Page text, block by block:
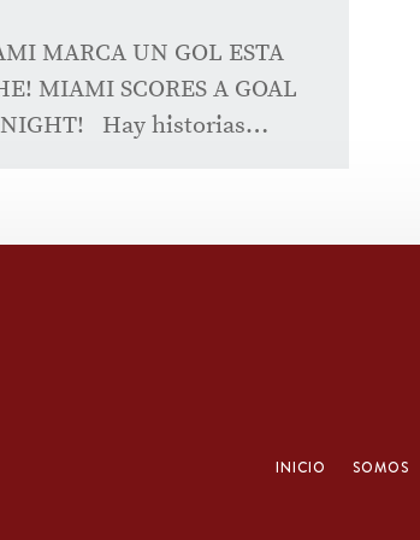
MARCA UN GOL ESTA
MIAMI SCORES A GOAL
Hay historias…
INICIO SOMOS